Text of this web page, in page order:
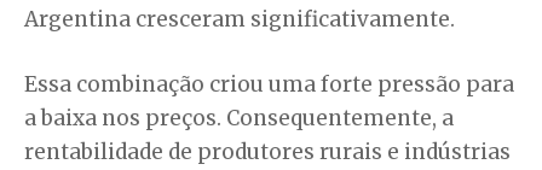
Argentina cresceram significativamente.
Essa combinação criou uma forte pressão para
a baixa nos preços. Consequentemente, a
rentabilidade de produtores rurais e indústrias